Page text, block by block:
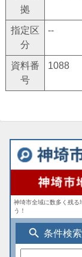
拠
指定区
分
--
資料番
号
1088
神埼市全域に数多く残る
う！
search 条件検索